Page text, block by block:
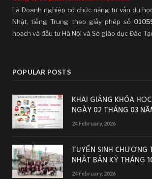
Là Doanh nghiệp có chức năng tư vấn du
Nhật, tiếng Trung theo giấy phép số
hoạch và đầu tư Hà Nội và Sở giáo dục Đào
POPULAR POSTS
KHAI GIẢNG KHÓA
NGÀY 02 THÁNG 03
24 February, 2026
TUYỂN SINH CHƯƠNG
NHẬT BẢN KỲ THÁNG
24 February, 2026